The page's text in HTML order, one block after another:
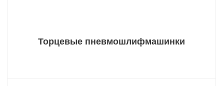
Торцевые пневмошлифмашинки